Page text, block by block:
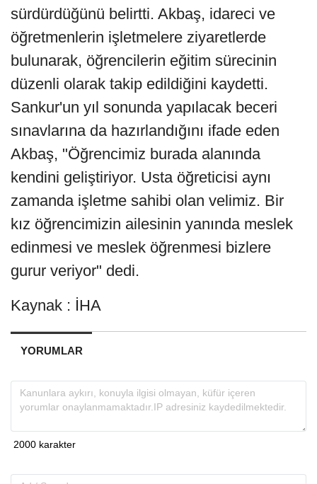
sürdürdüğünü belirtti. Akbaş, idareci ve
öğretmenlerin işletmelere ziyaretlerde
bulunarak, öğrencilerin eğitim sürecinin
düzenli olarak takip edildiğini kaydetti.
Sankur'un yıl sonunda yapılacak beceri
sınavlarına da hazırlandığını ifade eden
Akbaş, "Öğrencimiz burada alanında
kendini geliştiriyor. Usta öğreticisi aynı
zamanda işletme sahibi olan velimiz. Bir
kız öğrencimizin ailesinin yanında meslek
edinmesi ve meslek öğrenmesi bizlere
gurur veriyor" dedi.
Kaynak : İHA
YORUMLAR